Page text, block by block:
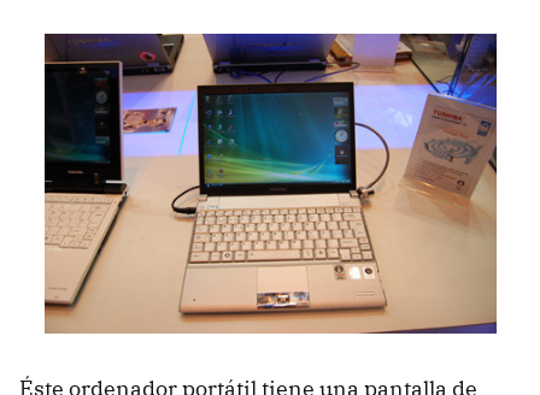
Éste ordenador portátil tiene una pantalla de